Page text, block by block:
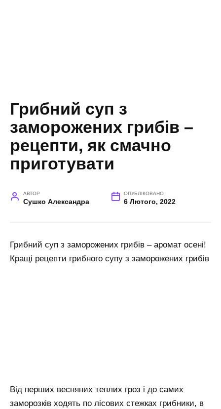
Грибний суп з
заморожених грибів –
рецепти, як смачно
приготувати
АВТОР
Сушко Александра
ОПУБЛІКОВАНО
6 Лютого, 2022
Грибний суп з заморожених грибів – аромат осені!
Кращі рецепти грибного супу з заморожених грибів
Від перших весняних теплих гроз і до самих
заморозків ходять по лісових стежках грибники, в